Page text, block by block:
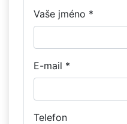
Vaše jméno *
E-mail *
Telefon